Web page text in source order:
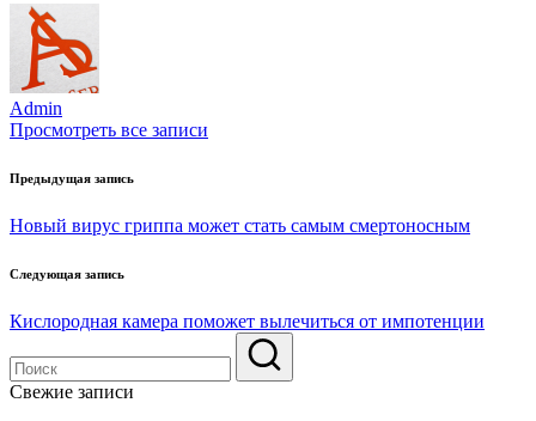
Admin
Просмотреть все записи
Навигация
по
Предыдущая запись
Новый вирус гриппа может стать самым смертоносным
Следующая запись
Кислородная камера поможет вылечиться от импотенции
Свежие записи